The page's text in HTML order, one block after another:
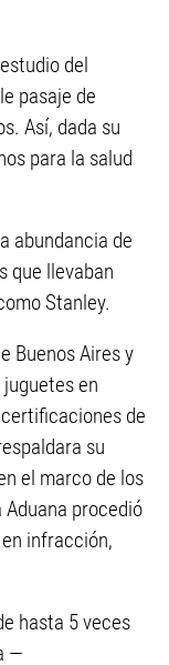
del
pasaje de
Así, dada su
para la salud
abundancia de
que llevaban
Stanley.
Buenos Aires y
en
de
su
el marco de los
Aduana procedió
infracción,
hasta 5 veces
—